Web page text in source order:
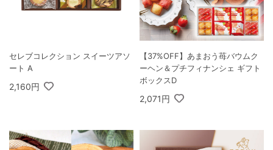
セレブコレクション スイーツアソ
ート A
2,160円
【37%OFF】あまおう苺バウムク
ーヘン＆プチフィナンシェ ギフト
ボックスD
2,071円